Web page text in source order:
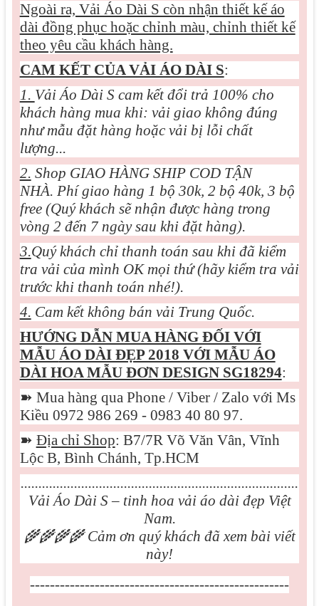
Ngoài ra, Vải Áo Dài S còn nhận thiết kế áo
dài đồng phục hoặc chỉnh màu, chỉnh thiết kế
theo yêu cầu khách hàng.
CAM KẾT CỦA VẢI ÁO DÀI S:
1. Vải Áo Dài S cam kết đổi trả 100% cho
khách hàng mua khi: vải giao không đúng
như mẫu đặt hàng hoặc vải bị lỗi chất
lượng...
2. Shop GIAO HÀNG SHIP COD TẬN
NHÀ. Phí giao hàng 1 bộ 30k, 2 bộ 40k, 3 bộ
free (Quý khách sẽ nhận được hàng trong
vòng 2 đến 7 ngày sau khi đặt hàng).
3.Quý khách chỉ thanh toán sau khi đã kiểm
tra vải của mình OK mọi thứ (hãy kiểm tra vải
trước khi thanh toán nhé!).
4. Cam kết không bán vải Trung Quốc.
HƯỚNG DẪN MUA HÀNG ĐỐI VỚI
MẪU ÁO DÀI ĐẸP 2018 VỚI MẪU ÁO
DÀI HOA MẪU ĐƠN DESIGN SG18294:
➽ Mua hàng qua Phone / Viber / Zalo với Ms
Kiều 0972 986 269 - 0983 40 80 97.
➽ Địa chỉ Shop: B7/7R Võ Văn Vân, Vĩnh
Lộc B, Bình Chánh, Tp.HCM
..............................................................................
Vải Áo Dài S – tinh hoa vải áo dài đẹp Việt
Nam.
🌾🌾🌾🌾Cảm ơn quý khách đã xem bài viết
này!
----------------------------------------------------